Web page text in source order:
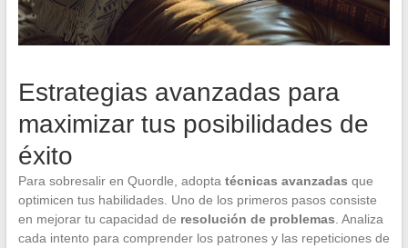
Estrategias avanzadas para
maximizar tus posibilidades de
éxito
Para sobresalir en Quordle, adopta técnicas avanzadas que
optimicen tus habilidades. Uno de los primeros pasos consiste
en mejorar tu capacidad de resolución de problemas . Analiza
cada intento para comprender los patrones y las repeticiones de